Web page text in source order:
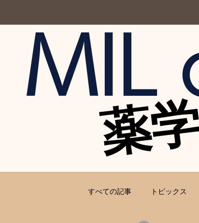
MIL
薬
薬
すべての記事 トピックス